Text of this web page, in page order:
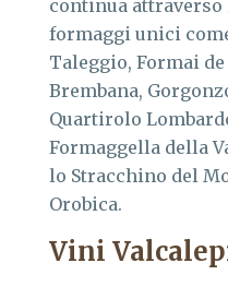
continua attraverso
formaggi unici
Taleggio, Formai
Brembana,
Quartirolo
Formaggella della
lo Stracchino del
Orobica.
Vini